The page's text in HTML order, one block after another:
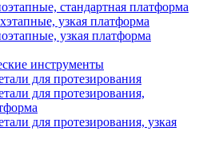
стандартная платформа
узкая платформа
узкая платформа
инструменты
для протезирования
для протезирования,
для протезирования, узкая